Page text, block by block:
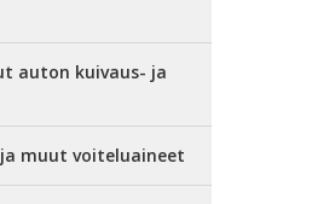
auton kuivaus- ja
muut voiteluaineet